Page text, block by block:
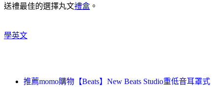
送禮最佳的選擇丸文禮盒 。
學英文
推薦momo購物【Beats】New Beats Studio重低音耳罩式